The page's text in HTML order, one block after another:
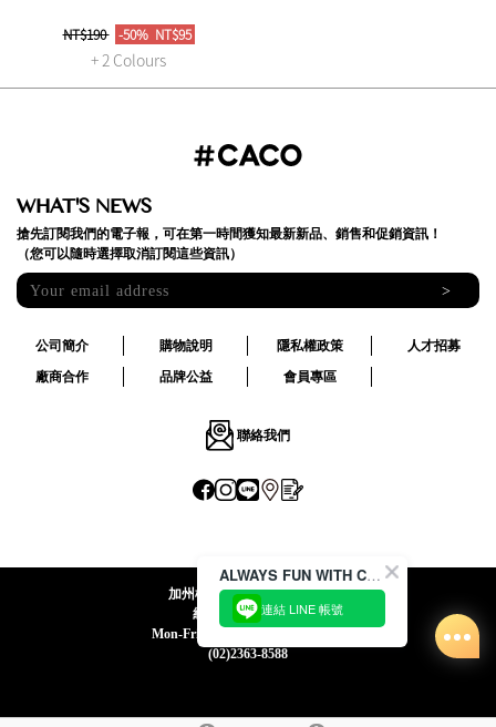
NT$190 -50% NT$95
+ 2 Colours
WHAT'S NEWS
搶先訂閱我們的電子報，可在第一時間獲知最新新品、銷售和促銷資訊！
（您可以隨時選擇取消訂閱這些資訊）
>
公司簡介 購物說明 隱私權政策
人才招募
廠商合作
品牌公益 會員專區
聯絡我們
加州椰子國際股份有限公司
統一編號:24492069
Mon-Fri 09:00-12:30 / 13:30-18:00
(02)2363-8588
ALWAYS FUN WITH CACO !
連結 LINE 帳號